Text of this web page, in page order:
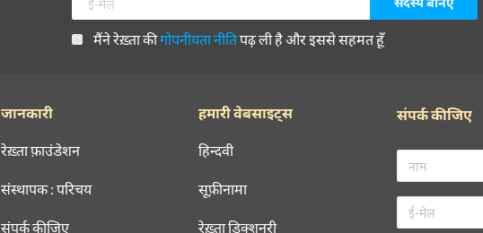
मैंने रेख़्ता कीगोपनीयता नीतिपढ़ ली है और इससे सहमत हूँ
जानकारी
रेख़्ता फ़ाउंडेशन
संस्थापक : परिचय
संपर्क कीजिए
हमारी वेबसाइट्स
हिन्दवी
सूफ़ीनामा
रेख़्ता डिक्शनरी
संपर्क कीजिए